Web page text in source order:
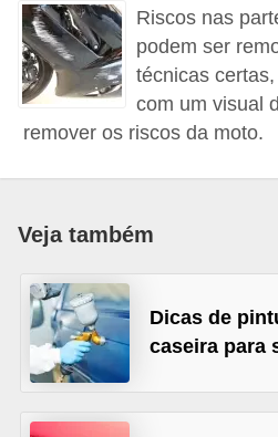
Riscos nas
podem ser
técnicas
com um visual
remover os riscos da moto.
Veja também
Dicas de
caseira para
e
o
p
i
o
a
i
s
A
u
t